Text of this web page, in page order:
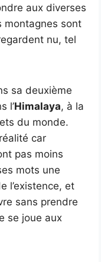
aux diverses
montagnes sont
nu, tel
sa deuxième
l’Himalaya, à la
du monde.
car
pas moins
mots une
l’existence, et
sans prendre
se joue aux